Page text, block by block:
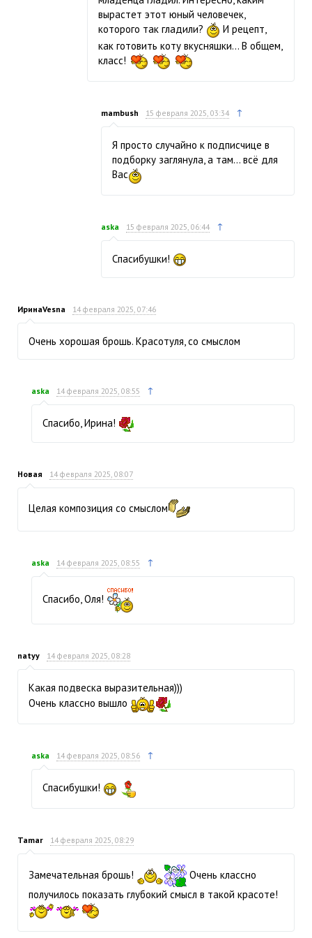
вырастет этот юный человечек,
которого так гладили?
И рецепт,
как готовить коту вкусняшки… В общем,
класс!
mambush 15 февраля 2025, 03:34 ↑
Я просто случайно к подписчице в
подборку заглянула, а там… всё для
Вас
aska 15 февраля 2025, 06:44 ↑
Спасибушки!
ИринаVesna 14 февраля 2025, 07:46
Очень хорошая брошь. Красотуля, со смыслом
aska 14 февраля 2025, 08:55 ↑
Спасибо, Ирина!
Новая 14 февраля 2025, 08:07
Целая композиция со смыслом
aska 14 февраля 2025, 08:55 ↑
Спасибо, Оля!
natyy 14 февраля 2025, 08:28
Какая подвеска выразительная)))
Очень классно вышло
aska 14 февраля 2025, 08:56 ↑
Спасибушки!
Tamar 14 февраля 2025, 08:29
Замечательная брошь!
Очень классно
получилось показать глубокий смысл в такой красоте!